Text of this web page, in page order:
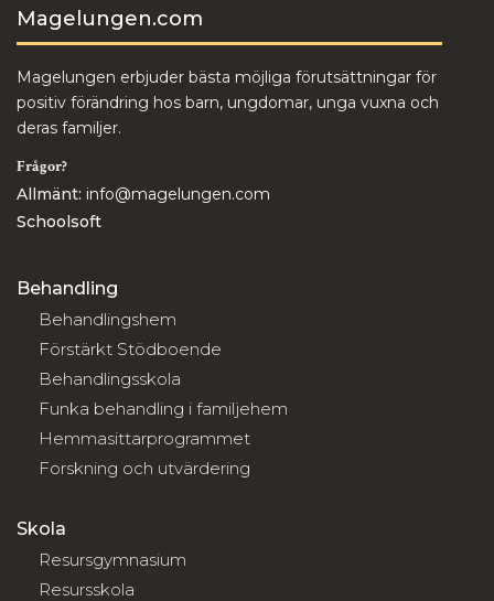
Magelungen.com
Magelungen erbjuder bästa möjliga förutsättningar för
positiv förändring hos barn, ungdomar, unga vuxna och
deras familjer.
Frågor?
Allmänt: info@magelungen.com
Schoolsoft
Behandling
Behandlingshem
Förstärkt Stödboende
Behandlingsskola
Funka behandling i familjehem
Hemmasittarprogrammet
Forskning och utvärdering
Skola
Resursgymnasium
Resursskola